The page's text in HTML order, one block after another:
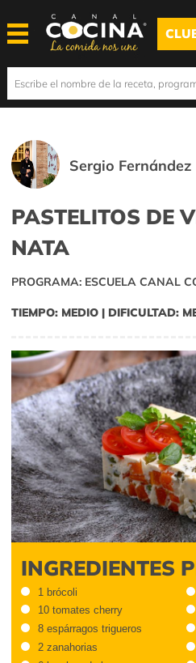
Sergio Fernández
PASTELITOS DE
NATA
PROGRAMA: ESCUELA CANAL
TIEMPO: MEDIO | DIFICULTAD:
INGREDIENTES
1 brócoli
10 tomates cherry
8 espárragos trigueros
2 zanahorias